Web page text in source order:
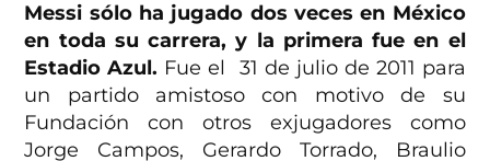
Messi sólo ha jugado dos veces en México
en toda su carrera, y la primera fue en el
Estadio Azul. Fue el 31 de julio de 2011 para
un partido amistoso con motivo de su
Fundación con otros exjugadores como
Jorge Campos, Gerardo Torrado, Braulio